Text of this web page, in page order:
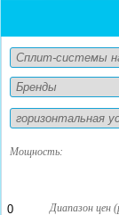
Мощность:
Диапазон цен